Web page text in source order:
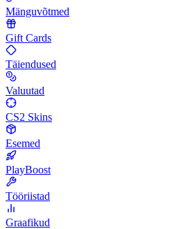
Mänguvõtmed
Gift Cards
Täiendused
Valuutad
CS2 Skins
Esemed
PlayBoost
Tööriistad
Graafikud